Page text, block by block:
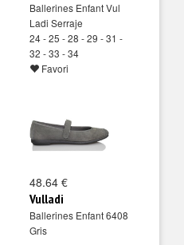
Ballerines Enfant Vul
Ladi Serraje
24 - 25 - 28 - 29 - 31 -
32 - 33 - 34
Favori
48.64 €
Vulladi
Ballerines Enfant 6408
Gris